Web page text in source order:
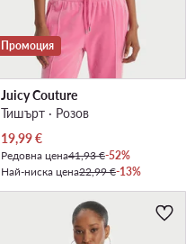
Промоция
Juicy Couture
Тишърт · Розов
Актуална цена
19,99€
Редовна цена41,93 €-52%
Най-ниска цена22,99 €-13%